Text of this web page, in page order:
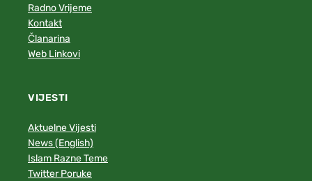
Radno Vrijeme
Kontakt
Članarina
Web Linkovi
VIJESTI
Aktuelne Vijesti
News (English)
Islam Razne Teme
Twitter Poruke